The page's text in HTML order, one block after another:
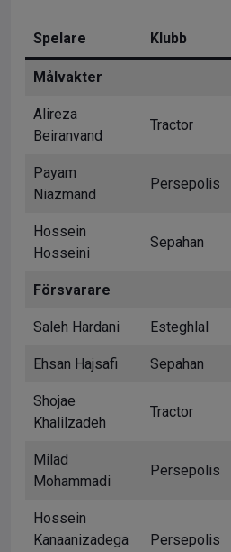
Spelare Klubb
Målvakter
Alireza
Beiranvand
Tractor
Payam
Niazmand
Persepolis
Hossein
Hosseini
Sepahan
Försvarare
Saleh Hardani Esteghlal
Ehsan Hajsafi Sepahan
Shojae
Khalilzadeh
Tractor
Milad
Mohammadi
Persepolis
Hossein
Kanaanizadega
Persepolis